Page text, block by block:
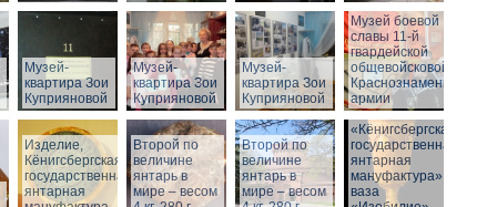
Музей-
квартира Зои
Куприяновой
Музей-
квартира Зои
Куприяновой
Музей-
квартира Зои
Куприяновой
Музей боевой
славы 11-й
гвардейской
общевойсковой
Краснознаменной
армии
Изделие,
Кёнигсбергская
государственная
янтарная
Второй по
величине
янтарь в
мире – весом
Второй по
величине
янтарь в
мире – весом
«Кёнигсбергская
государственная
янтарная
мануфактура» -
ваза
Историческое
здание музея
-
Штадтхалле.